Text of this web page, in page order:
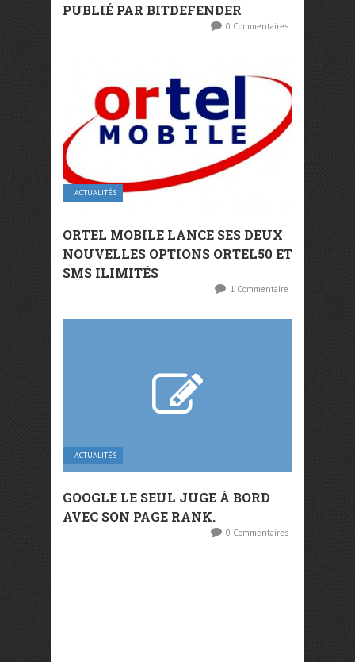
PUBLIÉ PAR BITDEFENDER
0 Commentaires
ACTUALITÉS
ORTEL MOBILE LANCE SES DEUX
NOUVELLES OPTIONS ORTEL50 ET
SMS ILIMITÉS
1 Commentaire
ACTUALITÉS
GOOGLE LE SEUL JUGE À BORD
AVEC SON PAGE RANK.
0 Commentaires